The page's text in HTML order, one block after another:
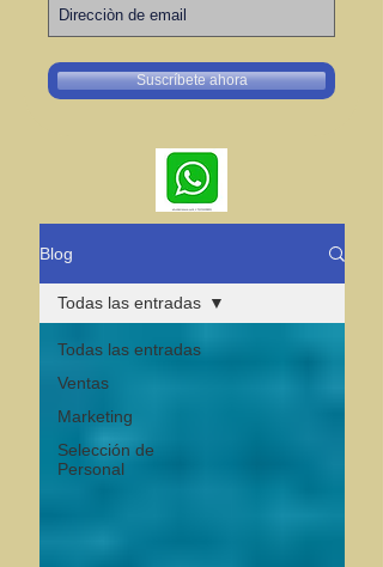
Suscríbete ahora
Blog
Todas las entradas
Ventas
Marketing
Selección de
Personal
Todas las entradas